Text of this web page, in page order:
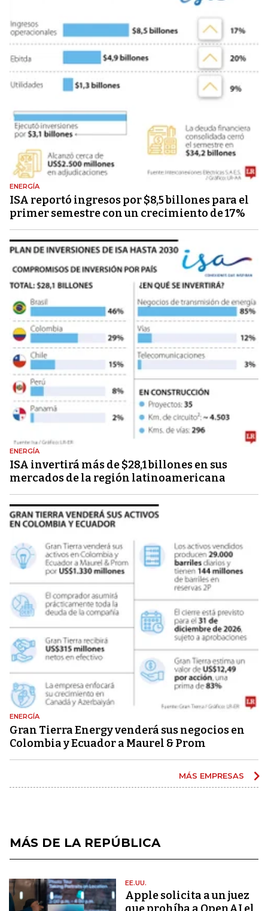
ENERGÍA
ISA reportó ingresos por $8,5 billones para el
primer semestre con un crecimiento de 17%
ENERGÍA
ISA invertirá más de $28,1 billones en sus
mercados de la región latinoamericana
ENERGÍA
Gran Tierra Energy venderá sus negocios en
Colombia y Ecuador a Maurel & Prom
MÁS EMPRESAS
MÁS DE LA REPÚBLICA
EE.UU.
Apple solicita a un juez